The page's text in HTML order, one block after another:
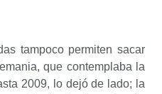
tampoco permiten sacar
que contemplaba la
2009, lo dejó de lado; la